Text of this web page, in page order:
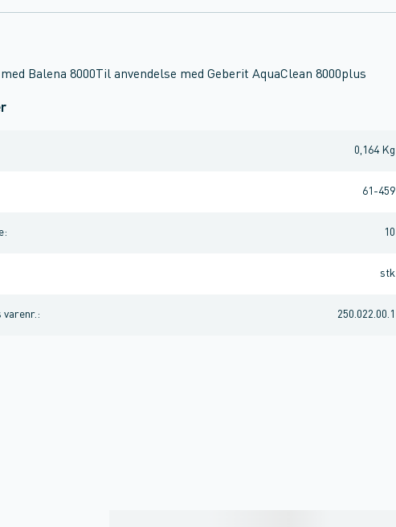
med Balena 8000Til anvendelse med Geberit AquaClean 8000plus
0,164 Kg
61-459
: 10
stk
varenr. : 250.022.00.1